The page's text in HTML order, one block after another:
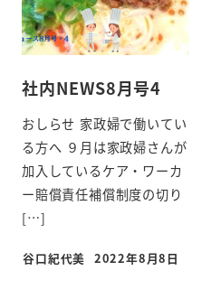
社内NEWS8月号4
おしらせ 家政婦で働いてい
る方へ ９月は家政婦さんが
加入しているケア・ワーカ
ー賠償責任補償制度の切り
[…]
谷口紀代美 2022年8月8日